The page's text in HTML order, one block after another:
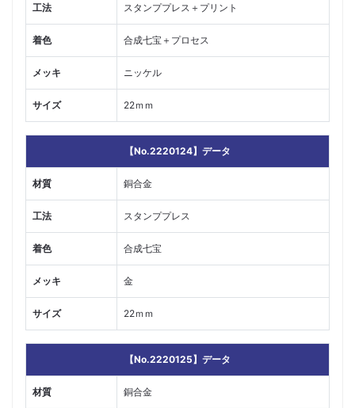
工法 スタンププレス＋プリント
着色 合成七宝＋プロセス
メッキ ニッケル
サイズ 22ｍｍ
【No.2220124】データ
材質 銅合金
工法 スタンププレス
着色 合成七宝
メッキ 金
サイズ 22ｍｍ
【No.2220125】データ
材質 銅合金